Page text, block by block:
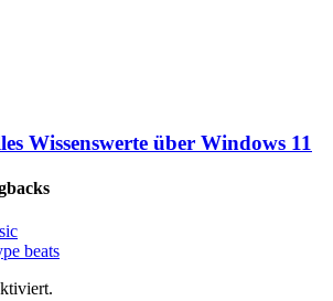
Wissenswerte über Windows 11
beats